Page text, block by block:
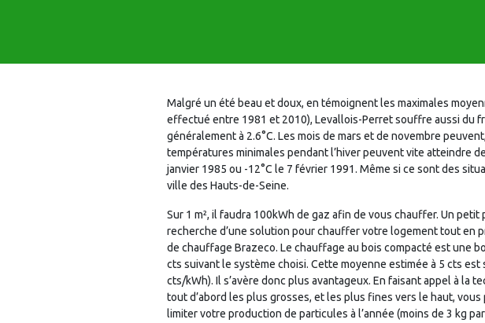
Malgré un été beau et doux, en témoignent les maximales
effectué entre 1981 et 2010), Levallois-Perret souffre aussi du
généralement à 2.6°C. Les mois de mars et de novembre
températures minimales pendant l’hiver peuvent vite atteindre
janvier 1985 ou -12°C le 7 février 1991. Même si ce sont des
ville des Hauts-de-Seine.
Sur 1 m², il faudra 100kWh de gaz afin de vous chauffer. Un
recherche d’une solution pour chauffer votre logement tout en
de chauffage Brazeco. Le chauffage au bois compacté est une
cts suivant le système choisi. Cette moyenne estimée à 5 cts
cts/kWh). Il s’avère donc plus avantageux. En faisant appel à
tout d’abord les plus grosses, et les plus fines vers le haut,
limiter votre production de particules à l’année (moins de 3 kg